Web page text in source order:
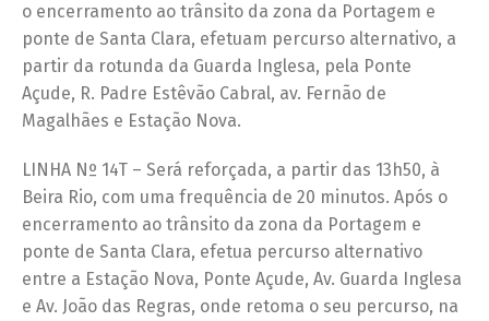
o encerramento ao trânsito da zona da Portagem e
ponte de Santa Clara, efetuam percurso alternativo, a
partir da rotunda da Guarda Inglesa, pela Ponte
Açude, R. Padre Estêvão Cabral, av. Fernão de
Magalhães e Estação Nova.
LINHA Nº 14T – Será reforçada, a partir das 13h50, à
Beira Rio, com uma frequência de 20 minutos. Após o
encerramento ao trânsito da zona da Portagem e
ponte de Santa Clara, efetua percurso alternativo
entre a Estação Nova, Ponte Açude, Av. Guarda Inglesa
e Av. João das Regras, onde retoma o seu percurso, na